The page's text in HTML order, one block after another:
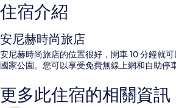
住宿介紹
安尼赫時尚旅店
安尼赫時尚旅店的位置很好，開車 10 分鐘就
國家公園。您可以享受免費無線上網和自助停
更多此住宿的相關資訊